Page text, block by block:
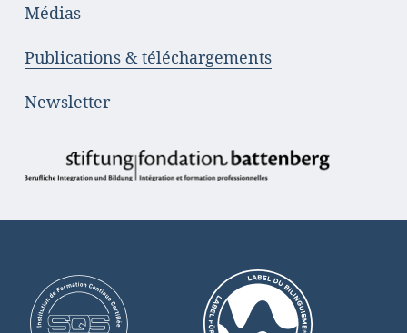
Médias
Publications & téléchargements
Newsletter